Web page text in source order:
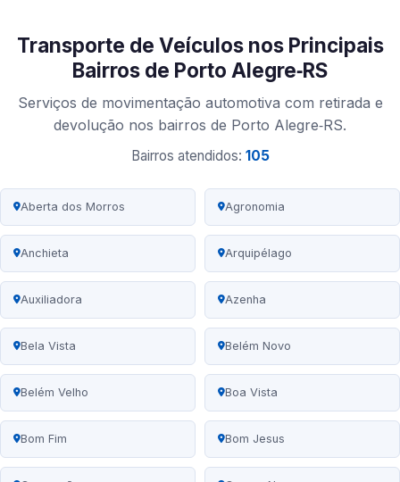
Transporte de Veículos nos Principais
Bairros de Porto Alegre‑RS
Serviços de movimentação automotiva com retirada e
devolução nos bairros de Porto Alegre‑RS.
Bairros atendidos: 105
Aberta dos Morros Agronomia
Anchieta Arquipélago
Auxiliadora Azenha
Bela Vista Belém Novo
Belém Velho Boa Vista
Bom Fim Bom Jesus